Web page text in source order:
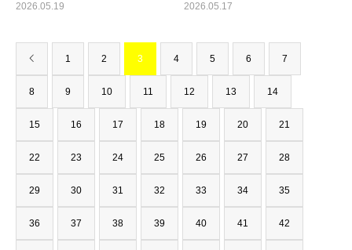
2026.05.19 2026.05.17
1 2 3 4 5 6 7
8 9 10 11 12 13 14
15 16 17 18 19 20 21
22 23 24 25 26 27 28
29 30 31 32 33 34 35
36 37 38 39 40 41 42